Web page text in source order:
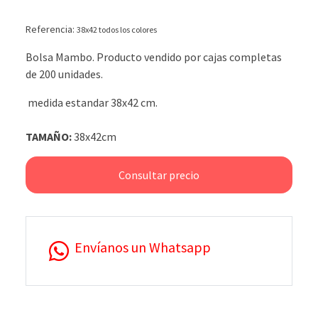
Referencia: 38x42 todos los colores
Bolsa Mambo. Producto vendido por cajas completas
de 200 unidades.
medida estandar 38x42 cm.
TAMAÑO:38x42cm
Consultar precio
Envíanos un Whatsapp